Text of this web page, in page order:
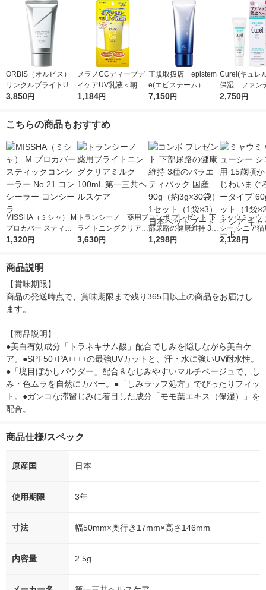
ORBIS（オルビス）
リンクルブライトUV
プロテクター N 50g
3,850円
メラノCCディープデ
イケアUV乳液＜朝用
日焼け止め乳液＞50g
1,184円
正規取扱店 epistem
e(エピステーム） ホ
ワイトUVレーザー SP
7,150円
Curel(キュレ
保湿 ファン
止ベース 30
2,750円
こちらの商品もおすすめ
MISSHA（ミシャ） M
プロカバー スティッ
クコンシーラー No.21
1,320円
トランシーノ 薬用ブ
ライトニングクリアミ
ルク 100mL 第一三共
3,630円
コンボ プレゼント 下
部尿路の健康維持 3種
のバラエティパック
1,298円
ミャウミャウ
シー シニア
頃からのあじ
2,128円
商品説明
【賞味期限】
商品の発送時点で、賞味期限まで残り365日以上の商品をお届けし
ます。
【商品説明】
●美白有効成分「トラネキサム酸」配合でしみを隠しながら美白ケ
ア。●SPF50+PA++++の最強UVカットと、汗・水に強いUV耐水性。
●「境目ぼかしパウダー」配合＆なじみやすいマルチベージュで、し
み・色ムラを自然にカバー。●「しみラップ処方」でぴったりフィッ
ト。●ガンコな滞留じみに着目した成分「モモ葉エキス（保湿）」を
配合。
商品仕様/スペック
原産国 日本
使用期限 3年
寸法 幅50mm×奥行き17mm×高さ146mm
内容量 2.5g